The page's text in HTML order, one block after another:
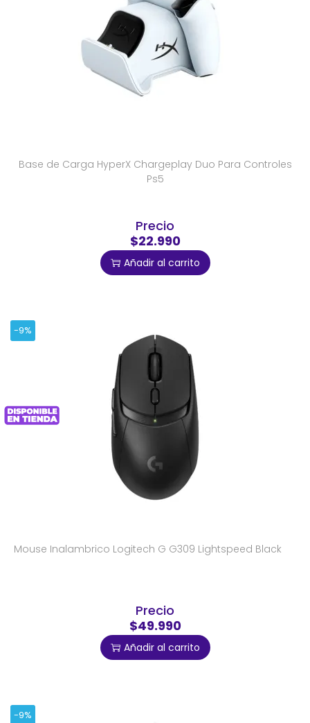
Base de Carga HyperX Chargeplay Duo Para Controles
Ps5
Precio
$22.990
Añadir al carrito
-9%
Mouse Inalambrico Logitech G G309 Lightspeed Black
Precio
$49.990
Añadir al carrito
-9%